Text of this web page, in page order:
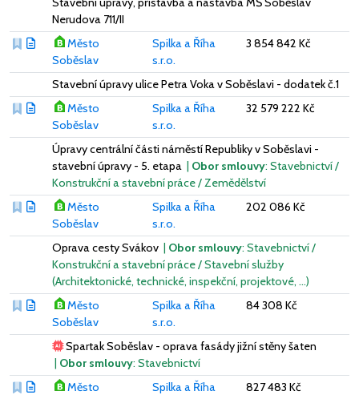
Nerudova 711/II
Město
Soběslav
Spilka a Říha
s.r.o.
3 854 842 Kč
Stavební úpravy ulice Petra Voka v Soběslavi - dodatek č.1
Město
Soběslav
Spilka a Říha
s.r.o.
32 579 222 Kč
Úpravy centrální části náměstí Republiky v Soběslavi -
stavební úpravy - 5. etapa | Obor smlouvy: Stavebnictví /
Konstrukční a stavební práce / Zemědělství
Město
Soběslav
Spilka a Říha
s.r.o.
202 086 Kč
Oprava cesty Svákov | Obor smlouvy: Stavebnictví /
Konstrukční a stavební práce / Stavební služby
(Architektonické, technické, inspekční, projektové, …)
Město
Soběslav
Spilka a Říha
s.r.o.
84 308 Kč
Spartak Soběslav - oprava fasády jižní stěny šaten
| Obor smlouvy: Stavebnictví
Město
Spilka a Říha
827 483 Kč